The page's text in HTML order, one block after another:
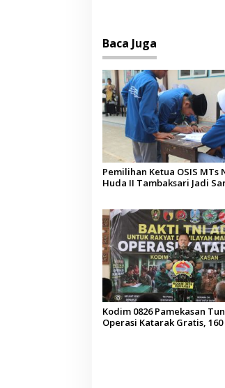
Baca Juga
Pemilihan Ketua OSIS MTs
Huda II Tambaksari Jadi
Kodim 0826 Pamekasan
Operasi Katarak Gratis, 160